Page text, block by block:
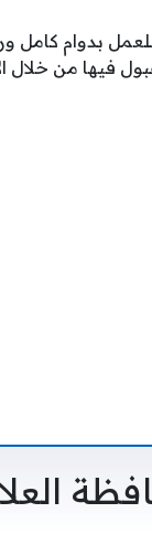
للعمل بدوام
فيها من خلال
العلا